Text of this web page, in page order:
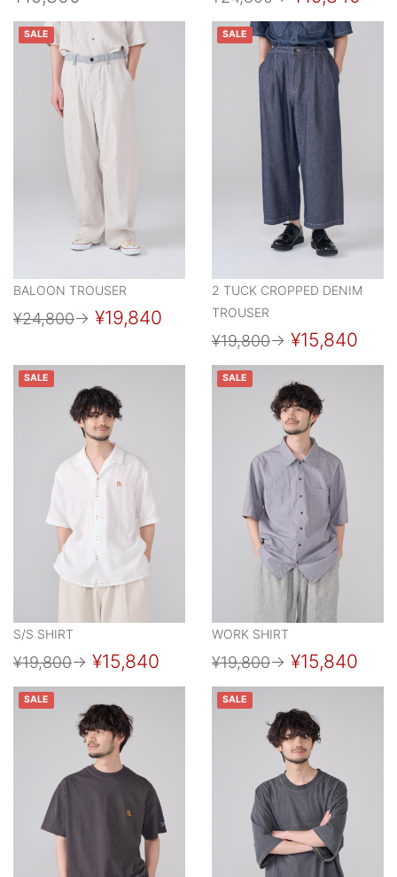
SALE
BALOON TROUSER
¥24,800→ ¥19,840
SALE
2 TUCK CROPPED DENIM
TROUSER
¥19,800→ ¥15,840
SALE
S/S SHIRT
¥19,800→ ¥15,840
SALE
WORK SHIRT
¥19,800→ ¥15,840
SALE SALE